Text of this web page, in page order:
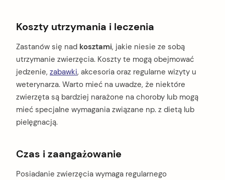
Koszty utrzymania i leczenia
Zastanów się nad kosztami, jakie niesie ze sobą
utrzymanie zwierzęcia. Koszty te mogą obejmować
jedzenie, zabawki, akcesoria oraz regularne wizyty u
weterynarza. Warto mieć na uwadze, że niektóre
zwierzęta są bardziej narażone na choroby lub mogą
mieć specjalne wymagania związane np. z dietą lub
pielęgnacją.
Czas i zaangażowanie
Posiadanie zwierzęcia wymaga regularnego